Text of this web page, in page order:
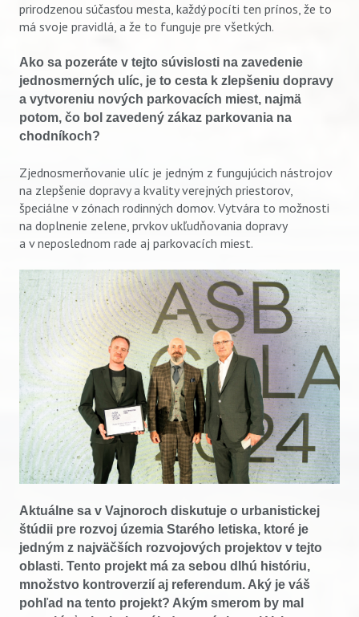
prirodzenou súčasťou mesta, každý pocíti ten prínos, že to
má svoje pravidlá, a že to funguje pre všetkých.
Ako sa pozeráte v tejto súvislosti na zavedenie
jednosmerných ulíc, je to cesta k zlepšeniu dopravy
a vytvoreniu nových parkovacích miest, najmä
potom, čo bol zavedený zákaz parkovania na
chodníkoch?
Zjednosmerňovanie ulíc je jedným z fungujúcich nástrojov
na zlepšenie dopravy a kvality verejných priestorov,
špeciálne v zónach rodinných domov. Vytvára to možnosti
na doplnenie zelene, prvkov ukľudňovania dopravy
a v neposlednom rade aj parkovacích miest.
Aktuálne sa v Vajnoroch diskutuje o urbanistickej
štúdii pre rozvoj územia Starého letiska, ktoré je
jedným z najväčších rozvojových projektov v tejto
oblasti. Tento projekt má za sebou dlhú históriu,
množstvo kontroverzií aj referendum. Aký je váš
pohľad na tento projekt? Akým smerom by mal